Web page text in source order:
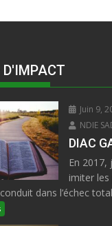
Juin 9,
NDIE
DIAC
En 2017,
imiter les
dans l’échec